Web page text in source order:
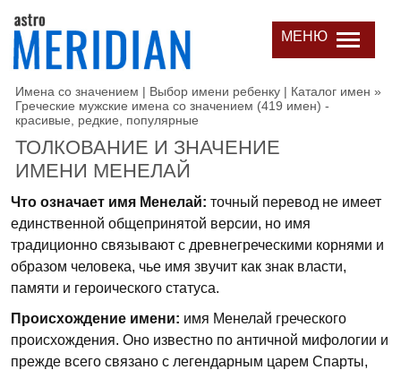
МЕНЮ
Имена со значением | Выбор имени ребенку | Каталог имен »
Греческие мужские имена со значением (419 имен) -
красивые, редкие, популярные
ТОЛКОВАНИЕ И ЗНАЧЕНИЕ
ИМЕНИ МЕНЕЛАЙ
Что означает имя Менелай: точный перевод не имеет
единственной общепринятой версии, но имя
традиционно связывают с древнегреческими корнями и
образом человека, чье имя звучит как знак власти,
памяти и героического статуса.
Происхождение имени: имя Менелай греческого
происхождения. Оно известно по античной мифологии и
прежде всего связано с легендарным царем Спарты,